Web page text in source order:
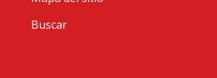
Buscar